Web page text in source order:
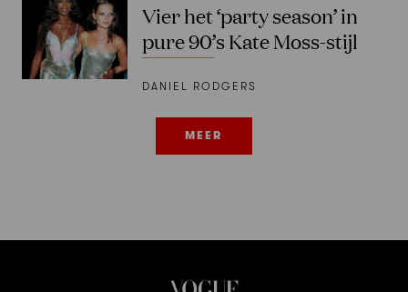
Vier het ‘party season’ in
pure 90’s Kate Moss-stijl
DANIEL RODGERS
MEER